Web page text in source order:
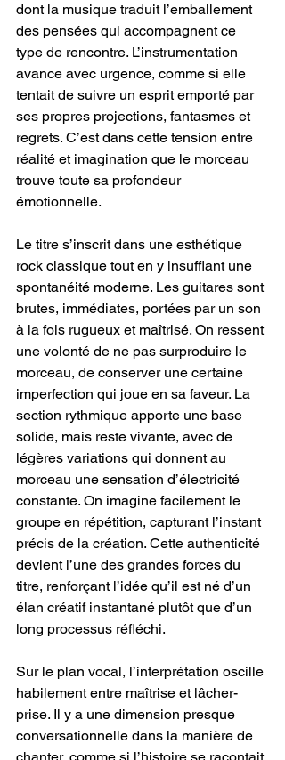
dont la musique traduit l’emballement
des pensées qui accompagnent ce
type de rencontre. L’instrumentation
avance avec urgence, comme si elle
tentait de suivre un esprit emporté par
ses propres projections, fantasmes et
regrets. C’est dans cette tension entre
réalité et imagination que le morceau
trouve toute sa profondeur
émotionnelle.
Le titre s’inscrit dans une esthétique
rock classique tout en y insufflant une
spontanéité moderne. Les guitares sont
brutes, immédiates, portées par un son
à la fois rugueux et maîtrisé. On ressent
une volonté de ne pas surproduire le
morceau, de conserver une certaine
imperfection qui joue en sa faveur. La
section rythmique apporte une base
solide, mais reste vivante, avec de
légères variations qui donnent au
morceau une sensation d’électricité
constante. On imagine facilement le
groupe en répétition, capturant l’instant
précis de la création. Cette authenticité
devient l’une des grandes forces du
titre, renforçant l’idée qu’il est né d’un
élan créatif instantané plutôt que d’un
long processus réfléchi.
Sur le plan vocal, l’interprétation oscille
habilement entre maîtrise et lâcher-
prise. Il y a une dimension presque
conversationnelle dans la manière de